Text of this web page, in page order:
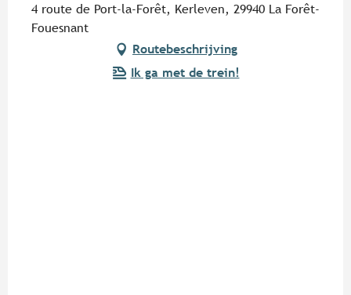
4 route de Port-la-Forêt, Kerleven, 29940 La Forêt-
Fouesnant
Routebeschrijving
Ik ga met de trein!